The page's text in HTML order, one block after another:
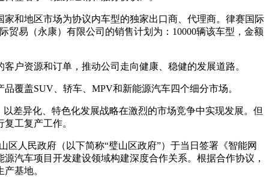
和地区市场为协议内车型的独家出口商、代理商。律赛国际
贸易（永康）有限公司的销售计划为：10000辆该车型，金额
户资源和订单，推动公司走向健康、稳健的发展道路。
覆盖SUV、轿车、MPV和新能源汽车四个细分市场。
差异化、特色化发展战略在激烈的市场竞争中实现发展。但
工复产工作。
人民政府（以下简称“璧山区政府”）于当日签署《智能网
汽车项目开发建设领域构建深度合作关系。根据合作协议，
基地。